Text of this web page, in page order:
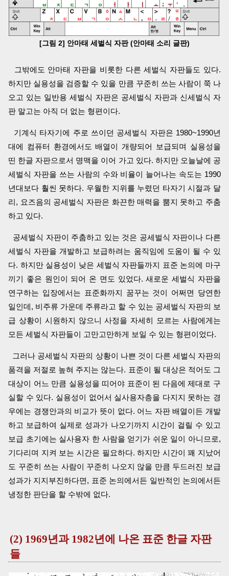
[그림 2] 안마태 세벌식 자판 (안마태 소리 글판)
그밖에도 안마태 자판을 비롯한 다른 세벌식 자판들도 있다.
하지만 실용성을 검증할 수 있을 만큼 꾸준히 쓰는 사람이 쭉 나
오고 있는 일반용 세벌식 자판은 공세벌식 자판과 신세벌식 자
판 말고는 아직 더 없는 형편이다.
기계식 타자기에 주로 쓰이던 공세벌식 자판은 1980~1990년
대에 컴퓨터 환경에서도 배열이 개량되어 보급되며 실용성을
띤 한글 자판으로서 명맥을 이어 가고 있다. 하지만 오늘날에 공
세벌식 자판을 쓰는 사람의 수와 비율이 늘어나는 속도는 1990
년대보다 훨씬 못하다. 우월한 지위를 누렸던 타자기 시절과 달
리, 요즈음의 공세벌식 자판은 화끈한 매력을 뿜지 못하고 주춤
하고 있다.
공세벌식 자판이 주춤하고 있는 것은 공세벌식 자판이나 다른
세벌식 자판을 개발하고 보급하려는 움직임에 도움이 될 수 있
다. 하지만 실용성이 낮은 세벌식 자판들까지 표준 논의에 마구
끼기 좋은 원인이 되어 온 면도 있었다. 새로운 세벌식 자판을
연구하는 입장에서는 표준화까지 꿈꾸는 것이 어쩌면 당연한
일인데, 비주류 가운데 주류라고 할 수 있는 공세벌식 자판의 보
급 상황이 시원하지 않으니 사정을 자세히 모르는 사람에게는
모든 세벌식 자판들이 고만고만하게 보일 수 있는 형편이었다.
그러나 공세벌식 자판의 상황이 나쁜 것이 다른 세벌식 자판의
품격을 저절로 높혀 주지는 않는다. 표준이 될 대상은 적어도 그
대상이 어느 만큼 실용성을 띠어야 표준이 된 다음에 제대로 구
실할 수 있다. 실용성이 없어서 실사용자층을 다지지 못하는 경
우에는 경쟁안과의 비교가 뜻이 없다. 어느 자판 배열이든 개발
하고 보급하여 실제로 성과가 나오기까지 시간이 걸릴 수 있고
보급 초기에는 실사용자 한 사람을 얻기가 쉬운 일이 아니므로,
기다리며 지켜 보는 시간은 필요하다. 하지만 시간이 꽤 지났어
도 꾸준히 쓰는 사람이 꾸준히 나오지 않을 만큼 두드러진 보급
성과가 지지부진하다면, 표준 논의에서든 일반적인 논의에서든
냉정한 판단을 할 수밖에 없다.
(2) 1969년과 1982년에 나온 표준 한글 자판
들